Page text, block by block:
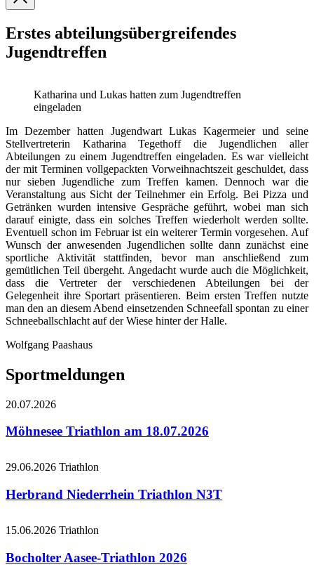
Erstes abteilungsübergreifendes
Jugendtreffen
Katharina und Lukas hatten zum Jugendtreffen
eingeladen
Im Dezember hatten Jugendwart Lukas Kagermeier und seine
Stellvertreterin Katharina Tegethoff die Jugendlichen aller
Abteilungen zu einem Jugendtreffen eingeladen. Es war vielleicht
der mit Terminen vollgepackten Vorweihnachtszeit geschuldet, dass
nur sieben Jugendliche zum Treffen kamen. Dennoch war die
Veranstaltung aus Sicht der Teilnehmer ein Erfolg. Bei Pizza und
Getränken wurden intensive Gespräche geführt, wobei man sich
darauf einigte, dass ein solches Treffen wiederholt werden sollte.
Eventuell schon im Februar ist ein weiterer Termin vorgesehen. Auf
Wunsch der anwesenden Jugendlichen sollte dann zunächst eine
sportliche Aktivität stattfinden, bevor man anschließend zum
gemütlichen Teil übergeht. Angedacht wurde auch die Möglichkeit,
dass die Vertreter der verschiedenen Abteilungen bei der
Gelegenheit ihre Sportart präsentieren. Beim ersten Treffen nutzte
man den an diesem Abend einsetzenden Schneefall spontan zu einer
Schneeballschlacht auf der Wiese hinter der Halle.
Wolfgang Paashaus
Sportmeldungen
20.07.2026
Möhnesee Triathlon am 18.07.2026
29.06.2026 Triathlon
Herbrand Niederrhein Triathlon N3T
15.06.2026 Triathlon
Bocholter Aasee-Triathlon 2026